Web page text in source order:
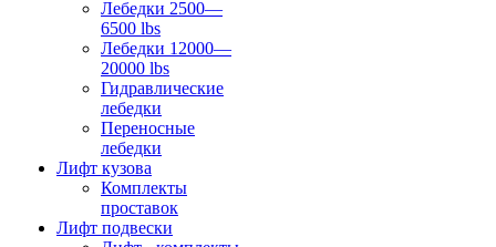
Лебедки 2500—
6500 lbs
Лебедки 12000—
20000 lbs
Гидравлические
лебедки
Переносные
лебедки
Лифт кузова
Комплекты
проставок
Лифт подвески